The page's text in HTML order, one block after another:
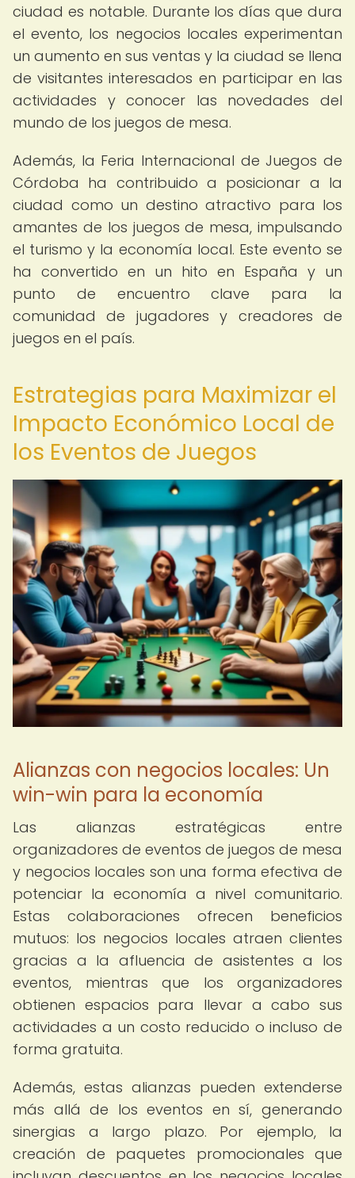
ciudad es notable. Durante los días que dura
el evento, los negocios locales experimentan
un aumento en sus ventas y la ciudad se llena
de visitantes interesados en participar en las
actividades y conocer las novedades del
mundo de los juegos de mesa.
Además, la Feria Internacional de Juegos de
Córdoba ha contribuido a posicionar a la
ciudad como un destino atractivo para los
amantes de los juegos de mesa, impulsando
el turismo y la economía local. Este evento se
ha convertido en un hito en España y un
punto de encuentro clave para la
comunidad de jugadores y creadores de
juegos en el país.
Estrategias para Maximizar el
Impacto Económico Local de
los Eventos de Juegos
Alianzas con negocios locales: Un
win-win para la economía
Las alianzas estratégicas entre
organizadores de eventos de juegos de mesa
y negocios locales son una forma efectiva de
potenciar la economía a nivel comunitario.
Estas colaboraciones ofrecen beneficios
mutuos: los negocios locales atraen clientes
gracias a la afluencia de asistentes a los
eventos, mientras que los organizadores
obtienen espacios para llevar a cabo sus
actividades a un costo reducido o incluso de
forma gratuita.
Además, estas alianzas pueden extenderse
más allá de los eventos en sí, generando
sinergias a largo plazo. Por ejemplo, la
creación de paquetes promocionales que